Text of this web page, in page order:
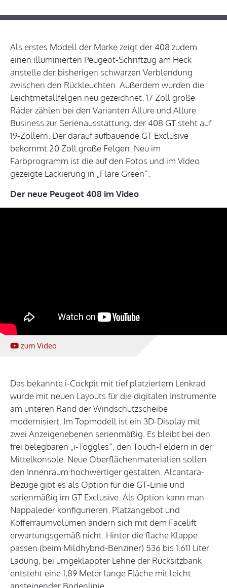
Als erstes Modell der Marke zeigt der 408 zudem
einen illuminierten Peugeot-Schriftzug am Heck
anstelle der bisherigen schwarzen Verblendung
zwischen den Rückleuchten. Außerdem wurden die
Leichtmetallfelgen neu gezeichnet. 17 Zoll große
Räder zählen bei den Varianten Allure und Allure
Business zur Serienausstattung, der 408 GT steht auf
19-Zöllern. Der darauf aufbauende GT Exclusive
bekommt 20 Zoll große Felgen. Neu im
Farbprogramm ist die auf den Fotos und im Video
gezeigte Lackierung in „Flare Green“.
Der neue Peugeot 408 im Video
zum Video
Das bekannte i-Cockpit mit tief platziertem Lenkrad
wurde mit neuen Layouts für die digitalen Instrumente
am unteren Rand der Windschutzscheibe
modernisiert. Im Topmodell ist ein 3D-Display mit
zwei Anzeigenebenen serienmäßig. Es bleibt bei den
frei belegbaren „i-Toggles“, den Touch-Feldern in der
Mittelkonsole. Neue Oberflächenmaterialien sollen
den Innenraum hochwertiger gestalten. Alcantara-
Bezüge gibt es als Option für die GT-Linie und
serienmäßig im GT Exclusive. Als Option kann man
Nappaleder konfigurieren. Platzangebot und
Kofferraumvolumen ändern sich mit dem Facelift
erwartungsgemäß nicht. Hinter die flache Klappe
passen (beim Mildhybrid-Benziner) 536 bis 1.611 Liter
Ladung, bei umgeklappter Lehne der Rücksitzbank
entsteht eine 1,89 Meter lange Fläche mit leicht